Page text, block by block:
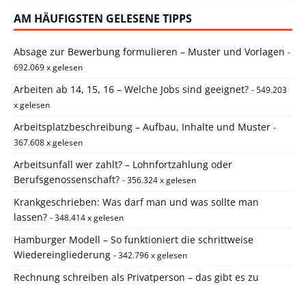
AM HÄUFIGSTEN GELESENE TIPPS
Absage zur Bewerbung formulieren – Muster und Vorlagen -
692.069 x gelesen
Arbeiten ab 14, 15, 16 – Welche Jobs sind geeignet? - 549.203
x gelesen
Arbeitsplatzbeschreibung – Aufbau, Inhalte und Muster -
367.608 x gelesen
Arbeitsunfall wer zahlt? – Lohnfortzahlung oder
Berufsgenossenschaft? - 356.324 x gelesen
Krankgeschrieben: Was darf man und was sollte man
lassen? - 348.414 x gelesen
Hamburger Modell – So funktioniert die schrittweise
Wiedereingliederung - 342.796 x gelesen
Rechnung schreiben als Privatperson – das gibt es zu